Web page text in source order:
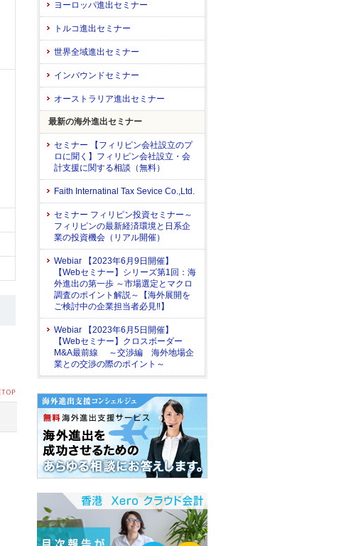
ヨーロッパ進出セミナー
トルコ進出セミナー
世界全域進出セミナー
インバウンドセミナー
オーストラリア進出セミナー
最新の海外進出セミナー
セミナー 【フィリピン会社設立のプ
ロに聞く】フィリピン会社設立・会
計支援に関する相談（無料）
Faith Internatinal Tax Sevice Co.,Ltd.
セミナー フィリピン投資セミナー～
フィリピンの最新経済環境と日系企
業の投資機会（リアル開催）
Webiar 【2023年6月9日開催】
【Webセミナー】シリーズ第1回：海
外進出の第一歩 ～市場選定とマクロ
調査のポイント解説～【海外展開を
ご検討中の企業担当者必見‼】
Webiar 【2023年6月5日開催】
【Webセミナー】クロスボーダー
M&A最前線 ～交渉編 海外地場企
業との交渉の際のポイント～